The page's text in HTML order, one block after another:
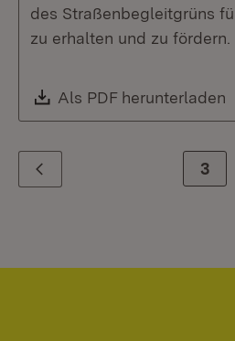
des Straßenbegleitgrüns
zu erhalten und zu fördern.
Download:
Als PDF herunterladen
Zurück Zur
3